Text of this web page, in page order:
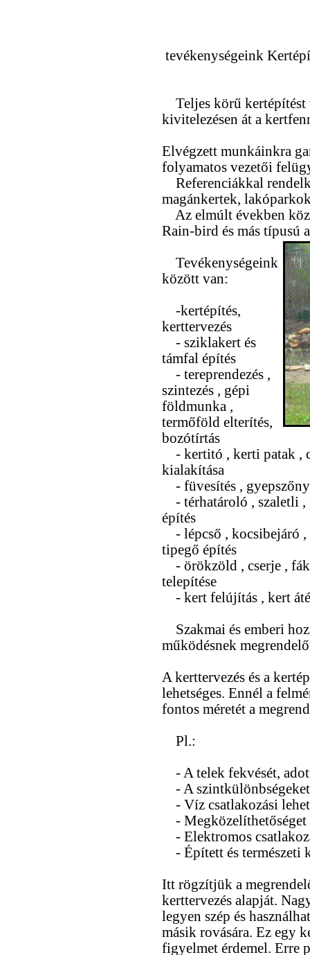
tevékenységeink
Teljes körű kertépítést
kivitelezésen át a
Elvégzett munkáinkra
folyamatos vezetői
Referenciákkal
magánkertek,
Az elmúlt években
Rain-bird és más típusú
Tevékenységeink
között van:
-kertépítés,
kerttervezés
- sziklakert és
támfal építés
- tereprendezés ,
szintezés , gépi
földmunka ,
termőföld elterítés,
bozótírtás
- kertitó , kerti patak ,
kialakítása
- füvesítés ,
- térhatároló , szaletli ,
építés
- lépcső , kocsibejáró
tipegő építés
- örökzöld , cserje , fák
telepítése
- kert felújítás , kert
Szakmai és emberi
működésnek
A kerttervezés és a
lehetséges. Ennél a
fontos méretét a
Pl.:
- A telek fekvését,
- A
- Víz csatlakozási
- Megközelíthetőséget
- Elektromos
- Épített és természeti
Itt rögzítjük a
kerttervezés alapját.
legyen szép és
másik rovására. Ez egy
figyelmet érdemel. Erre